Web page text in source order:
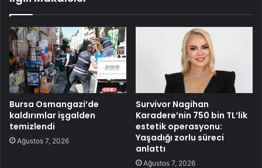
Bursa Osmangazi’de
kaldırımlar işgalden
temizlendi
Ağustos 7, 2026
Survivor Nagihan
Karadere’nin 750 bin TL’lik
estetik operasyonu:
Yaşadığı zorlu süreci
anlattı
Ağustos 7, 2026